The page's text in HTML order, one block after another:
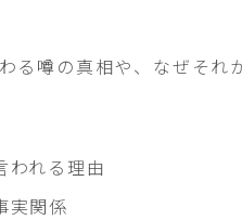
る噂の真相や、なぜそれ
われる理由
実関係